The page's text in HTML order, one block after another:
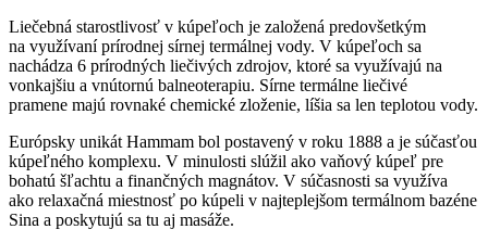
Liečebná starostlivosť v kúpeľoch je založená predovšetkým
na využívaní prírodnej sírnej termálnej vody. V kúpeľoch sa
nachádza 6 prírodných liečivých zdrojov, ktoré sa využívajú na
vonkajšiu a vnútornú balneoterapiu. Sírne termálne liečivé
pramene majú rovnaké chemické zloženie, líšia sa len teplotou vody.
Európsky unikát Hammam bol postavený v roku 1888 a je súčasťou
kúpeľného komplexu. V minulosti slúžil ako vaňový kúpeľ pre
bohatú šľachtu a finančných magnátov. V súčasnosti sa využíva
ako relaxačná miestnosť po kúpeli v najteplejšom termálnom bazéne
Sina a poskytujú sa tu aj masáže.